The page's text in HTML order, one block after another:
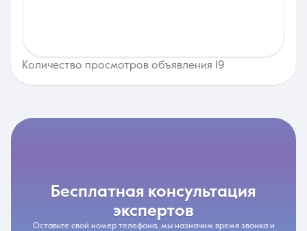
Количество просмотров объявления 19
бесплатная консультация
экспертов
Оставьте свой номер телефона, мы назначим время звонка и